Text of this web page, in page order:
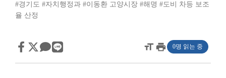
#경기도 #자치행정과 #이동환 고양시장 #해명 #도비 차등 보조
율 산정
format_sizeprint 0명 읽는 중